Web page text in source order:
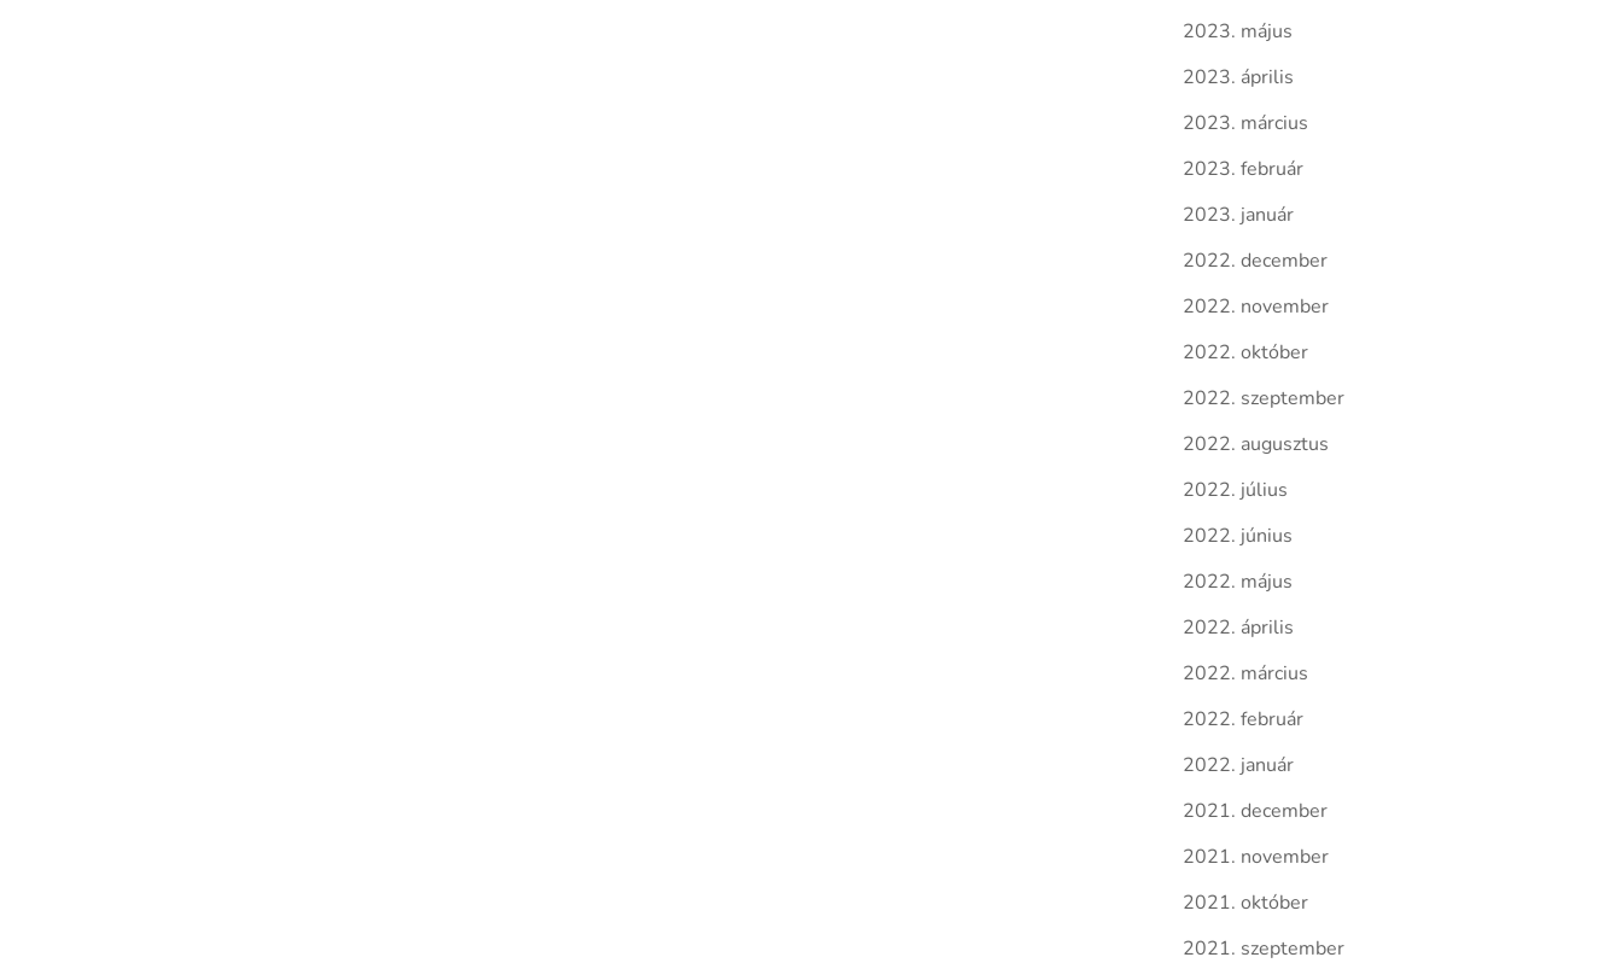
2023. május
2023. április
2023. március
2023. február
2023. január
2022. december
2022. november
2022. október
2022. szeptember
2022. augusztus
2022. július
2022. június
2022. május
2022. április
2022. március
2022. február
2022. január
2021. december
2021. november
2021. október
2021. szeptember